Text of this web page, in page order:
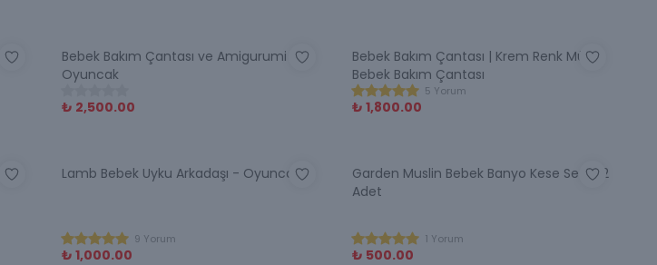
Bebek Bakım Çantası ve Amigurumi
Oyuncak
₺ 2,500.00
Bebek Bakım Çantası | Krem Renk Müslin
Bebek Bakım Çantası
5 Yorum
₺ 1,800.00
Lamb Bebek Uyku Arkadaşı - Oyuncak
9 Yorum
₺ 1,000.00
Garden Muslin Bebek Banyo Kese Seti - 2
Adet
1 Yorum
₺ 500.00